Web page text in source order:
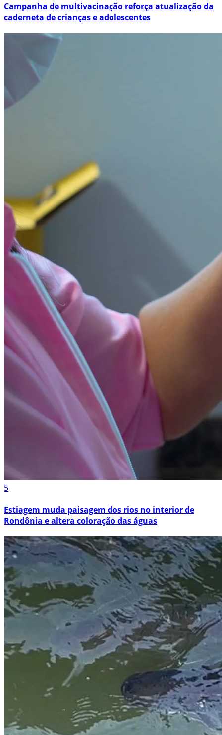
Campanha de multivacinação reforça atualização da
caderneta de crianças e adolescentes
5
Estiagem muda paisagem dos rios no interior de
Rondônia e altera coloração das águas